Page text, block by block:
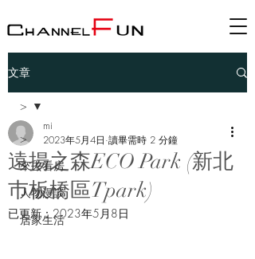
文章
>
來去看房
人物漫談
居家生活
>
遠揚之森ECO Park (新北
巿板橋區Tpark)
mi
2023年5月4日 讀畢需時 2 分鐘
已更新： 2023年5月8日